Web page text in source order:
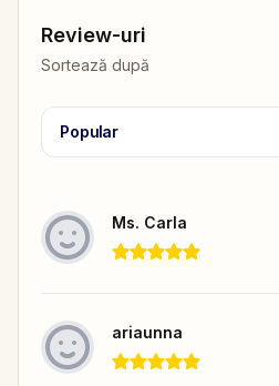
Review-uri
Sortează după
Popular
Ms. Carla
ariaunna